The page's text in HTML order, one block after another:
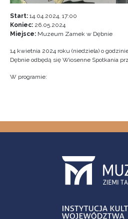
Start: 14.04.2024, 17:00
Koniec: 26.05.2024
Miejsce: Muzeum Zamek w Dębnie
14 kwietnia 2024 roku (niedziela) o
Dębnie odbędą się Wiosenne Spotkania
W programie: